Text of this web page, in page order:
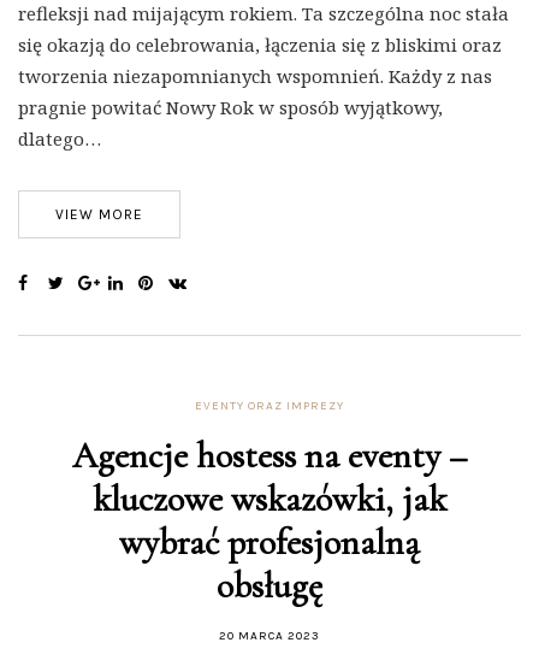
refleksji nad mijającym rokiem. Ta szczególna noc stała
się okazją do celebrowania, łączenia się z bliskimi oraz
tworzenia niezapomnianych wspomnień. Każdy z nas
pragnie powitać Nowy Rok w sposób wyjątkowy,
dlatego…
VIEW MORE
EVENTY ORAZ IMPREZY
Agencje hostess na eventy –
kluczowe wskazówki, jak
wybrać profesjonalną
obsługę
20 MARCA 2023